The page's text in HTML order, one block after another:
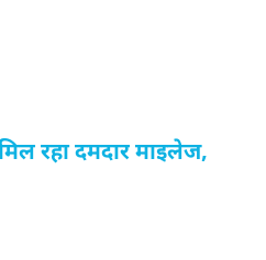
रहा दमदार माइलेज,